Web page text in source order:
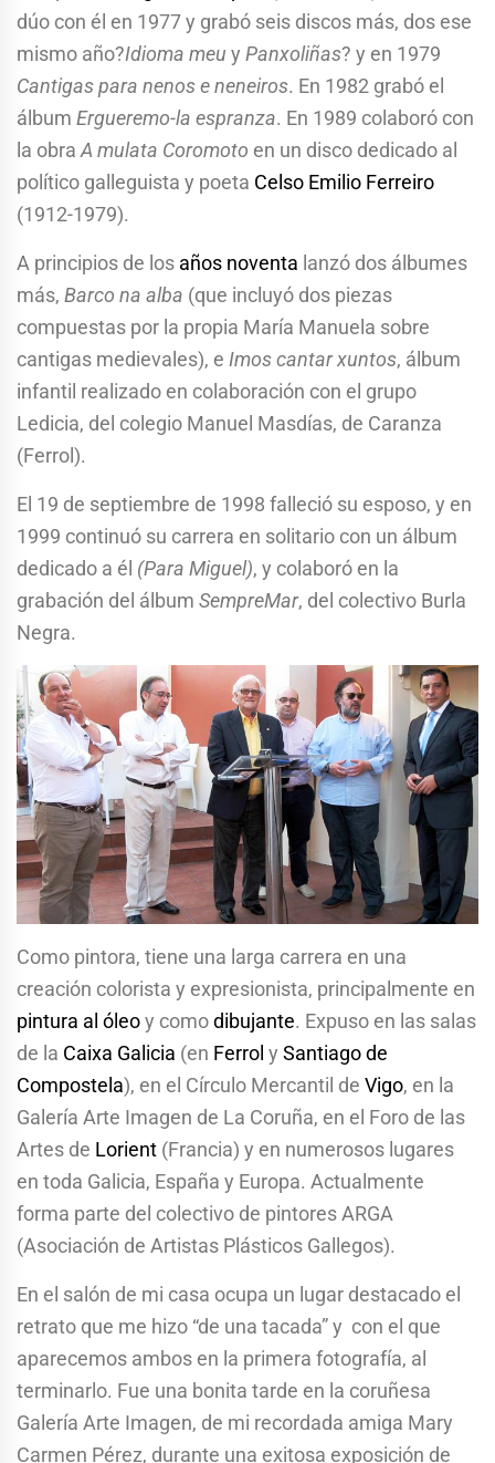
dúo con él en 1977 y grabó seis discos más, dos ese
mismo año?Idioma meu y Panxoliñas? y en 1979
Cantigas para nenos e neneiros. En 1982 grabó el
álbum Ergueremo-la espranza. En 1989 colaboró con
la obra A mulata Coromoto en un disco dedicado al
político galleguista y poeta Celso Emilio Ferreiro
(1912-1979).
A principios de los años noventa lanzó dos álbumes
más, Barco na alba (que incluyó dos piezas
compuestas por la propia María Manuela sobre
cantigas medievales), e Imos cantar xuntos, álbum
infantil realizado en colaboración con el grupo
Ledicia, del colegio Manuel Masdías, de Caranza
(Ferrol).
El 19 de septiembre de 1998 falleció su esposo, y en
1999 continuó su carrera en solitario con un álbum
dedicado a él (Para Miguel), y colaboró en la
grabación del álbum SempreMar, del colectivo Burla
Negra.
Como pintora, tiene una larga carrera en una
creación colorista y expresionista, principalmente en
pintura al óleoy comodibujante. Expuso en las salas
de la Caixa Galicia (en Ferrol y Santiago de
Compostela), en el Círculo Mercantil de Vigo, en la
Galería Arte Imagen de La Coruña, en el Foro de las
Artes de Lorient (Francia) y en numerosos lugares
en toda Galicia, España y Europa. Actualmente
forma parte del colectivo de pintores ARGA
(Asociación de Artistas Plásticos Gallegos).
En el salón de mi casa ocupa un lugar destacado el
retrato que me hizo “de una tacada” y con el que
aparecemos ambos en la primera fotografía, al
terminarlo. Fue una bonita tarde en la coruñesa
Galería Arte Imagen, de mi recordada amiga Mary
Carmen Pérez, durante una exitosa exposición de